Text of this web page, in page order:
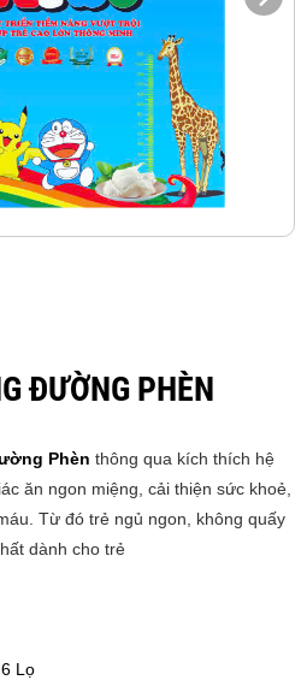
ĐƯỜNG PHÈN
Phèn thông qua kích thích hệ
ăn ngon miệng, cải thiện sức khoẻ,
Từ đó trẻ ngủ ngon, không quấy
dành cho trẻ
Lọ